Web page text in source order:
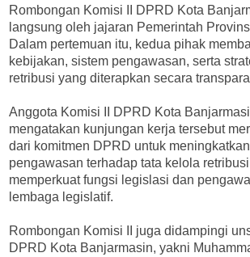
Rombongan Komisi II DPRD Kota
langsung oleh jajaran Pemerintah
Dalam pertemuan itu, kedua pihak
kebijakan, sistem pengawasan, serta
retribusi yang diterapkan secara
Anggota Komisi II DPRD Kota
mengatakan kunjungan kerja tersebut
dari komitmen DPRD untuk
pengawasan terhadap tata kelola
memperkuat fungsi legislasi dan
lembaga legislatif.
Rombongan Komisi II juga didampingi
DPRD Kota Banjarmasin, yakni